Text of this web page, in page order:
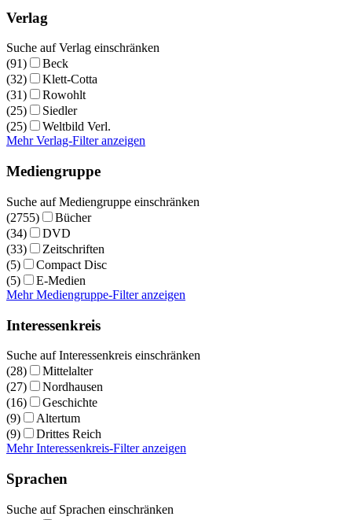
Verlag
Suche auf Verlag einschränken
(91)
Beck
(32)
Klett-Cotta
(31)
Rowohlt
(25)
Siedler
(25)
Weltbild Verl.
Mehr Verlag-Filter anzeigen
Mediengruppe
Suche auf Mediengruppe einschränken
(2755)
Bücher
(34)
DVD
(33)
Zeitschriften
(5)
Compact Disc
(5)
E-Medien
Mehr Mediengruppe-Filter anzeigen
Interessenkreis
Suche auf Interessenkreis einschränken
(28)
Mittelalter
(27)
Nordhausen
(16)
Geschichte
(9)
Altertum
(9)
Drittes Reich
Mehr Interessenkreis-Filter anzeigen
Sprachen
Suche auf Sprachen einschränken